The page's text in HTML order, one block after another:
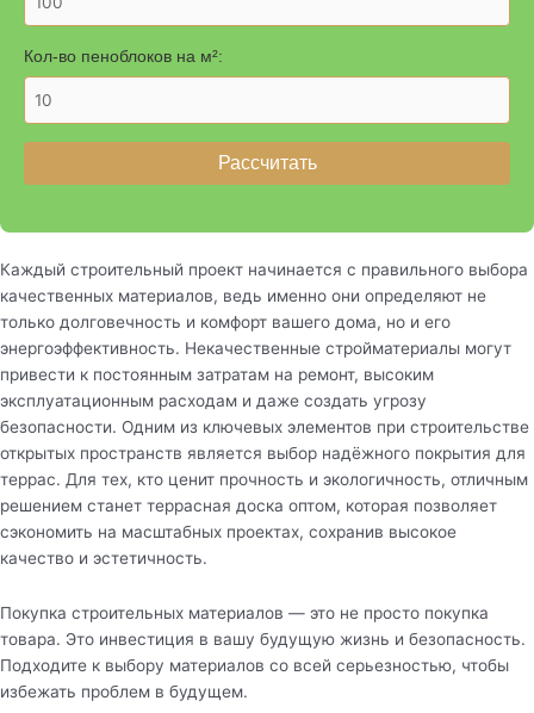
Кол-во пеноблоков на м²:
Рассчитать
Каждый строительный проект начинается с правильного выбора
качественных материалов, ведь именно они определяют не
только долговечность и комфорт вашего дома, но и его
энергоэффективность. Некачественные стройматериалы могут
привести к постоянным затратам на ремонт, высоким
эксплуатационным расходам и даже создать угрозу
безопасности. Одним из ключевых элементов при строительстве
открытых пространств является выбор надёжного покрытия для
террас. Для тех, кто ценит прочность и экологичность, отличным
решением станет террасная доска оптом, которая позволяет
сэкономить на масштабных проектах, сохранив высокое
качество и эстетичность.
Покупка строительных материалов — это не просто покупка
товара. Это инвестиция в вашу будущую жизнь и безопасность.
Подходите к выбору материалов со всей серьезностью, чтобы
избежать проблем в будущем.